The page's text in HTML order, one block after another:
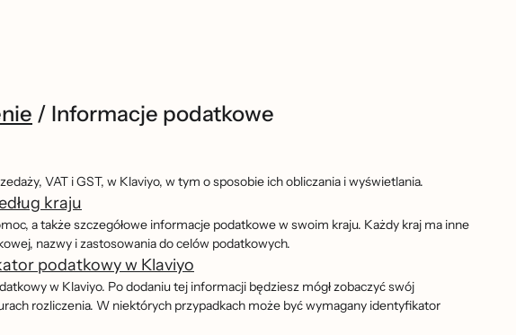
/ Informacje podatkowe
VAT i GST, w Klaviyo, w tym o sposobie ich obliczania i wyświetlania.
kraju
a także szczegółowe informacje podatkowe w swoim kraju. Każdy kraj ma inne
nazwy i zastosowania do celów podatkowych.
podatkowy w Klaviyo
w Klaviyo. Po dodaniu tej informacji będziesz mógł zobaczyć swój
rozliczenia. W niektórych przypadkach może być wymagany identyfikator